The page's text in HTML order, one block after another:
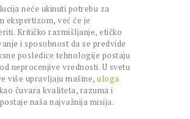
neće ukinuti potrebu za
ekspertizom, već će je
Kritičko razmišljanje, etičko
i sposobnost da se predvide
posledice tehnologije postaju
neprocenjive vrednosti. U svetu
više upravljaju mašine, uloga
kao čuvara kvaliteta, razuma i
naša najvažnija misija.